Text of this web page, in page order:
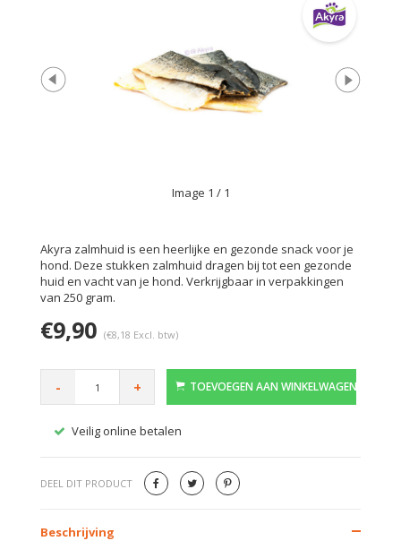
Image 1 / 1
Akyra zalmhuid is een heerlijke en gezonde snack voor je
hond. Deze stukken zalmhuid dragen bij tot een gezonde
huid en vacht van je hond. Verkrijgbaar in verpakkingen
van 250 gram.
€9,90 (€8,18 Excl. btw)
- + TOEVOEGEN AAN WINKELWAGEN
Veilig online betalen
DEEL DIT PRODUCT
Beschrijving